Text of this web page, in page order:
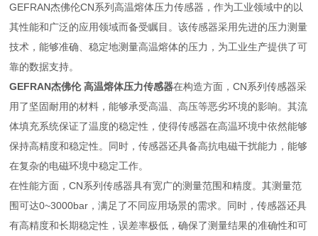
GEFRAN杰佛伦CN系列高温熔体压力传感器，作为工业领域中的以
其性能和广泛的应用领域而备受瞩目。该传感器采用先进的压力测量
技术，能够准确、稳定地测量高温熔体的压力，为工业生产提供了可
靠的数据支持。
GEFRAN杰佛伦 高温熔体压力传感器在构造方面，CN系列传感器采
用了坚固耐用的材料，能够承受高温、高压等恶劣环境的影响。其流
体填充系统保证了温度的稳定性，使得传感器在高温环境中依然能够
保持高精度和稳定性。同时，传感器还具备高抗电磁干扰能力，能够
在复杂的电磁环境中稳定工作。
在性能方面，CN系列传感器具有宽广的测量范围和精度。其测量范
围可达0~3000bar，满足了不同应用场景的需求。同时，传感器还具
有高精度和长期稳定性，误差率极低，确保了测量结果的准确性和可